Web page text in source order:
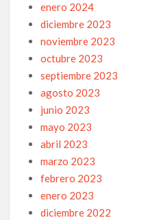
enero 2024
diciembre 2023
noviembre 2023
octubre 2023
septiembre 2023
agosto 2023
junio 2023
mayo 2023
abril 2023
marzo 2023
febrero 2023
enero 2023
diciembre 2022